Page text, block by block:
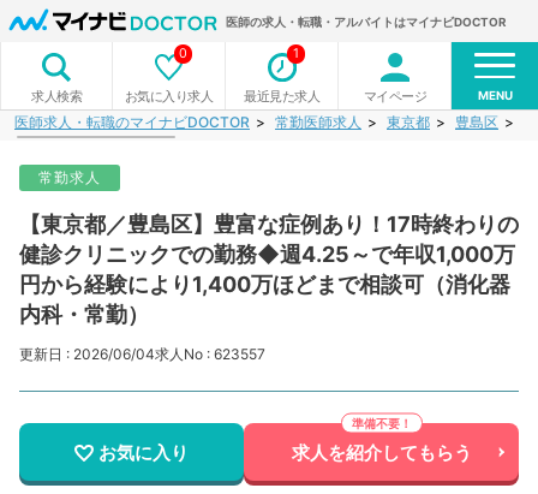
医師の求人・転職・アルバイトはマイナビDOCTOR
求人検索 お気に入り求人
0
最近見た求人
1
マイページ MENU
医師求人・転職のマイナビDOCTOR 常勤医師求人 東京都 豊島区
常勤求人
【東京都／豊島区】豊富な症例あり！17時終わりの
健診クリニックでの勤務◆週4.25～で年収1,000万
円から経験により1,400万ほどまで相談可（消化器
内科・常勤）
更新日 : 2026/06/04求人No : 623557
お気に入り 求人を紹介してもらう